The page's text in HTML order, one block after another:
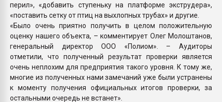
перил», «добавить ступеньку на платформе экструдера»,
«поставить сетку от птиц на выхлопных трубах» и другие.
«Было очень приятно получить в целом положительную
оценку нашего объекта, – комментирует Олег Молоштанов,
генеральный директор ООО «Полиом». – Аудиторы
отметили, что полученный результат проверки является
очень неплохим для предприятия такого уровня. К тому же,
многие из полученных нами замечаний уже были устранены
к моменту получения официальных итогов проверки, за
остальными очередь не встанет».